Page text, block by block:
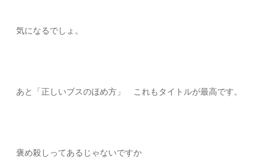
気になるでしょ。
あと「正しいブスのほめ方」 これもタイトルが最高です。
褒め殺しってあるじゃないですか